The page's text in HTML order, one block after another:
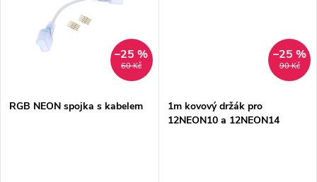
60 Kč
–25 %
RGB NEON spojka s kabelem
90 Kč
–25 %
1m kovový držák pro
12NEON10 a 12NEON14